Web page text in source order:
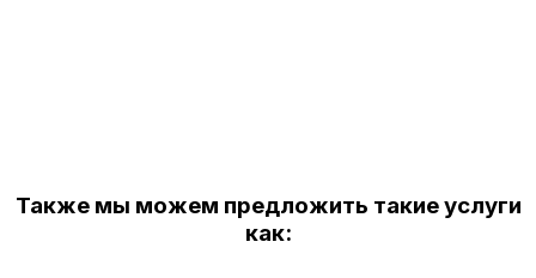
Также мы можем предложить такие услуги
как: